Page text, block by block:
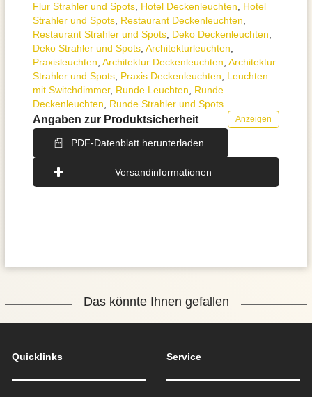
Flur Strahler und Spots Hotel Deckenleuchten
Hotel
Strahler und Spots Restaurant Deckenleuchten
Restaurant Strahler und Spots Deko Deckenleuchten
Deko Strahler und Spots Architektur­leuchten
Praxisleuchten Architektur Deckenleuchten Architektur
Strahler und Spots Praxis Deckenleuchten
Leuchten
mit Switchdimmer, Runde Leuchten
Runde
Deckenleuchten
Runde Strahler und Spots
Angaben zur Produktsicherheit Anzeigen
PDF-Datenblatt herunterladen
Versandinformationen
Das könnte Ihnen gefallen
Quicklinks Service